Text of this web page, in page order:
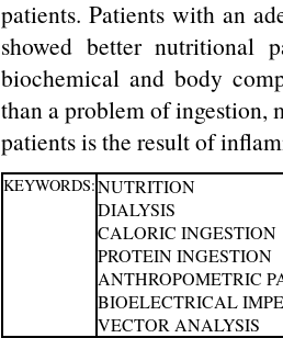
patients. Patients with an
showed better nutritional
biochemical and body
than a problem of ingestion,
patients is the result of
KEYWORDS:NUTRITION
DIALYSIS
CALORIC INGESTION
PROTEIN INGESTION
ANTHROPOMETRIC
BIOELECTRICAL
VECTOR ANALYSIS